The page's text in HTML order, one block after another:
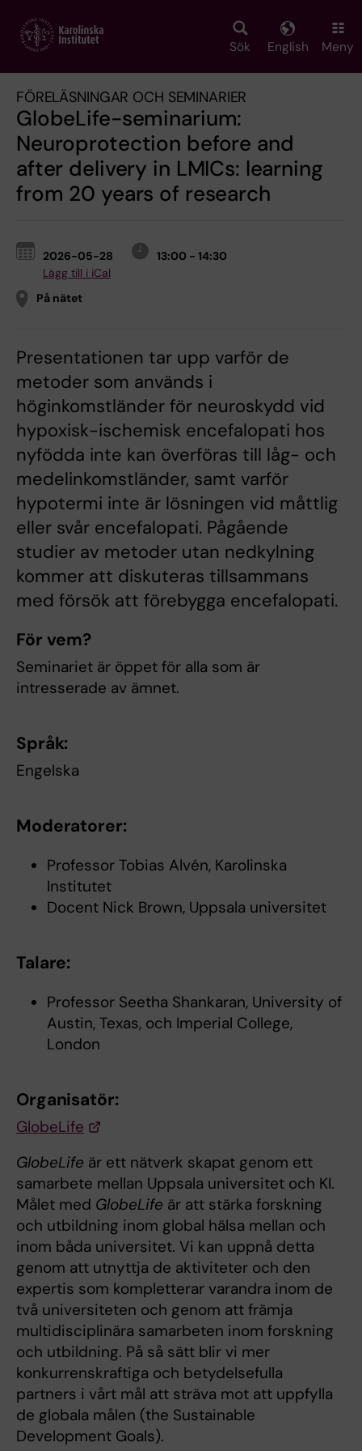
main
Sök English Meny
FÖRELÄSNINGAR OCH SEMINARIER
GlobeLife-seminarium:
Neuroprotection before and
after delivery in LMICs: learning
from 20 years of research
2026-05-28
13:00 - 14:30
Lägg till i iCal
På nätet
Presentationen tar upp varför de
metoder som används i
höginkomstländer för neuroskydd vid
hypoxisk-ischemisk encefalopati hos
nyfödda inte kan överföras till låg- och
medelinkomstländer, samt varför
hypotermi inte är lösningen vid måttlig
eller svår encefalopati. Pågående
studier av metoder utan nedkylning
kommer att diskuteras tillsammans
med försök att förebygga encefalopati.
För vem?
Seminariet är öppet för alla som är
intresserade av ämnet.
Språk:
Engelska
Moderatorer:
Professor Tobias Alvén, Karolinska
Institutet
Docent Nick Brown, Uppsala universitet
Talare:
Professor Seetha Shankaran, University of
Austin, Texas, och Imperial College,
London
Organisatör:
GlobeLife
GlobeLife är ett nätverk skapat genom ett
samarbete mellan Uppsala universitet och KI.
Målet med GlobeLife är att stärka forskning
och utbildning inom global hälsa mellan och
inom båda universitet. Vi kan uppnå detta
genom att utnyttja de aktiviteter och den
expertis som kompletterar varandra inom de
två universiteten och genom att främja
multidisciplinära samarbeten inom forskning
och utbildning. På så sätt blir vi mer
konkurrenskraftiga och betydelsefulla
partners i vårt mål att sträva mot att uppfylla
de globala målen (the Sustainable
Development Goals).